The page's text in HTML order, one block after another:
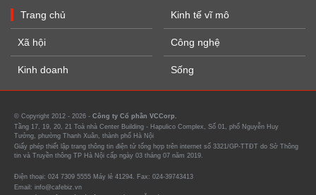
Trang chủ
Xã hội
Kinh doanh
Kinh tế vĩ mô
Công nghệ
Sống
© Copyright 2012 - 2026 - Công ty Cổ phần VCCorp.
Tầng 17, 19, 20, 21 Toà nhà Center Building - Hapulico Complex, Số 01, phố Nguyễn Huy
Tưởng, phường Thanh Xuân, thành phố Hà Nội
Giấy phép thiết lập trang thông tin điện tử tổng hợp trên internet số 3321/GP-TTĐT do Sở Thông
tin và Truyền thông TP Hà Nội cấp ngày 03 tháng 07 năm 2019.
Điện thoại: 024 7309 5555 Máy lẻ 41294. Fax: 024-39743413
Email: info@cafebiz.vn